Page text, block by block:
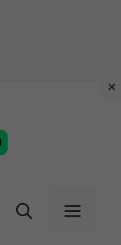
Menu